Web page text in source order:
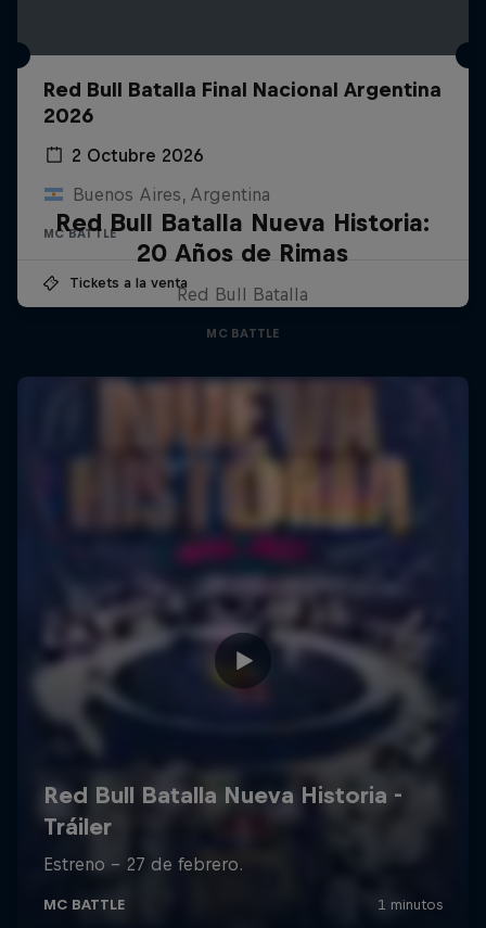
Red Bull Batalla Final Nacional Argentina
2026
2 Octubre 2026
Buenos Aires, Argentina
MC BATTLE
Tickets a la venta
Red Bull Batalla Nueva Historia:
20 Años de Rimas
Red Bull Batalla
MC BATTLE